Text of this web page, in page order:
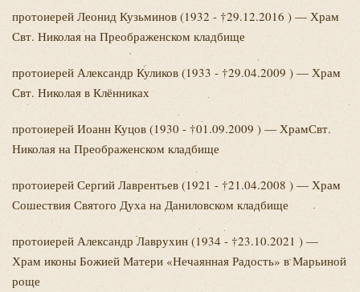
протоиерей Леонид Кузьминов (1932 - †29.12.2016 ) — Храм
Свт. Николая на Преображенском кладбище
протоиерей Александр Куликов (1933 - †29.04.2009 ) — Храм
Свт. Николая в Клённиках
протоиерей Иоанн Куцов (1930 - †01.09.2009 ) — ХрамСвт.
Николая на Преображенском кладбище
протоиерей Сергий Лаврентьев (1921 - †21.04.2008 ) — Храм
Сошествия Святого Духа на Даниловском кладбище
протоиерей Александр Лаврухин (1934 - †23.10.2021 ) —
Храм иконы Божией Матери «Нечаянная Радость» в Марьиной
роще